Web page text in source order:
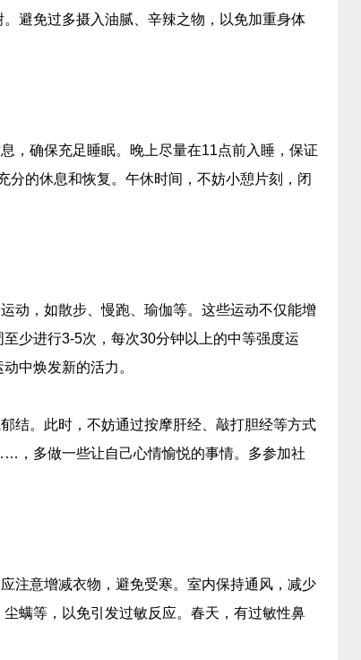
避免过多摄入油腻、辛辣之物，以免加重身体
，确保充足睡眠。晚上尽量在11点前入睡，保证
分的休息和恢复。午休时间，不妨小憩片刻，闭
动，如散步、慢跑、瑜伽等。这些运动不仅能增
少进行3-5次，每次30分钟以上的中等强度运
中焕发新的活力。
结。此时，不妨通过按摩肝经、敲打胆经等方式
，多做一些让自己心情愉悦的事情。多参加社
注意增减衣物，避免受寒。室内保持通风，减少
螨等，以免引发过敏反应。春天，有过敏性鼻